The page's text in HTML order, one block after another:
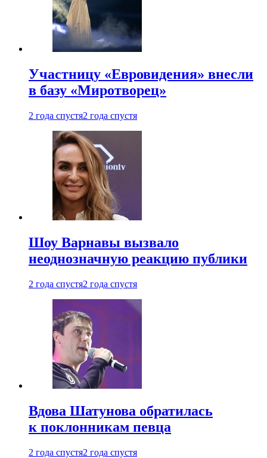
Участницу «Евровидения» внесли
в базу «Миротворец»
2 года спустя2 года спустя
Шоу Варнавы вызвало
неоднозначную реакцию публики
2 года спустя2 года спустя
Вдова Шатунова обратилась
к поклонникам певца
2 года спустя2 года спустя